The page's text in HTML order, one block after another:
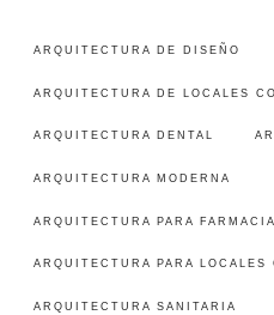
ARQUITECTURA DE DISEÑO
ARQUITECTURA DE LOCALES
ARQUITECTURA DENTAL
ARQUITECTURA MODERNA
ARQUITECTURA PARA
ARQUITECTURA PARA LOCALES
ARQUITECTURA SANITARIA